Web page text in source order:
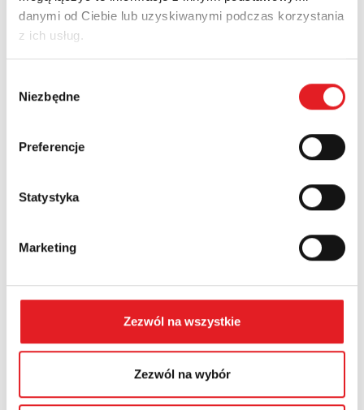
danymi od Ciebie lub uzyskiwanymi podczas korzystania
z ich usług.
zgody
Niezbędne
Preferencje
Statystyka
Marketing
Zezwól na wszystkie
Zezwól na wybór
Adres e-mail: *
Numer telefonu:
Wyrażam zgodę na przetwarzanie moich danych